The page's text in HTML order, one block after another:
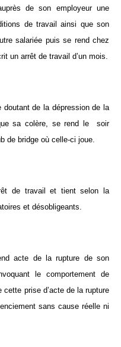
de son employeur une
de travail ainsi que son
salariée puis se rend chez
un arrêt de travail d’un mois.
doutant de la dépression de la
sa colère, se rend le soir
de bridge où celle-ci joue.
de travail et tient selon la
et désobligeants.
acte de la rupture de son
le comportement de
cette prise d’acte de la rupture
sans cause réelle ni